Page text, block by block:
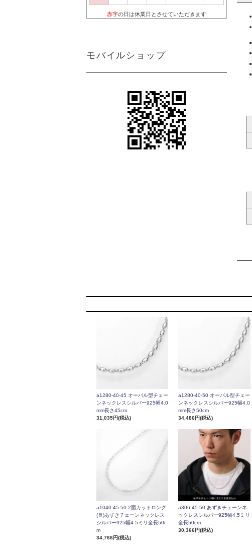
赤字の日は休業日とさせていただきます
モバイルショップ
a1280-40-45 オーバル型チェー
ンネックレスシルバー925幅4.0
mm長さ45cm
31,035円(税込)
a1280-40-50 オーバル型チェー
ンネックレスシルバー925幅4.0
mm長さ50cm
34,486円(税込)
a1040-45-50 2面カットロング
(長)あずきチェーンネックレス
シルバー925幅4.5ミリ全長50c
m
34,766円(税込)
a306-45-50 あずきチェーンネ
ックレスシルバー925幅4.5ミリ
全長50cm
30,366円(税込)